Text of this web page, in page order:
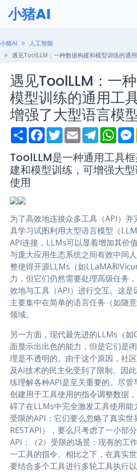
小猪AI
小猪AI
人工智能
遇见ToolLLM：一种数据构建和模型训练的通用工具使用
遇见ToolLLM：一
模型训练的通用工
增强了大型语言模
S
h
r
e
F
a
e
b
o
T
w
t
t
e
E
m
i
l
T
e
e
g
r
W
h
t
s
A
e
ToolLLM是一种通用工具
建和模型训练，可增强大
使用
为了高效地连接众多工具（API）并
具学习试图利用大型语言模型（
API连接，LLMs可以显着增加其价
与庞大应用生态系统之间有效中间
整使得开源LLMs（如LLaMA和
力，但它们仍然需要处理高级任务
效地与工具（API）进行交互。这
主要集中在简单的语言任务（如随
领域。
另一方面，现代最先进的LLMs（
面显示出出色的能力，但是它们是
理是不透明的。由于这个原因，社
及AI技术的民主化受到了限制。因
练理解各种API是至关重要的。尽
创建用于工具使用的指令调整数据
碍了在LLMs中完全激发工具使用能
受限的API：它们要么忽略了真实世
RESTAPI），要么只考虑了一小部
API；（2）受限的场景：现有的工
一工具的指令。相比之下，在真实
要结合多个工具进行多轮工具执行